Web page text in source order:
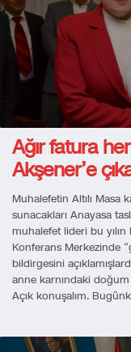
Ağır fatura
Akşener’e
Muhalefetin Altılı Masa
sunacakları Anayasa
muhalefet lideri bu
Konferans Merkezinde
bildirgesini
anne karnındaki doğum
Açık konuşalım.